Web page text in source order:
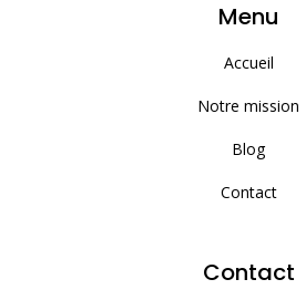
Menu
Accueil
Notre mission
Blog
Contact
Contact